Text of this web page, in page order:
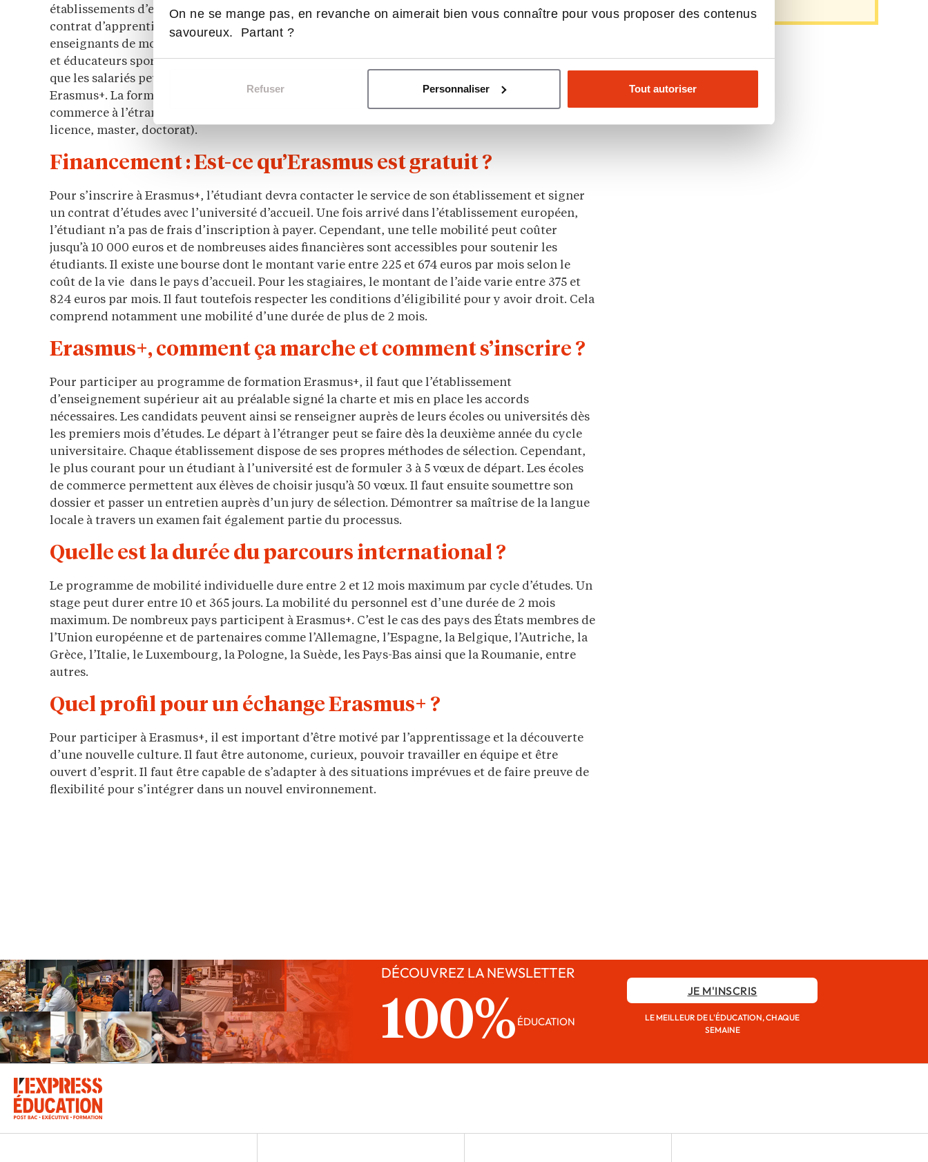
On ne se mange pas, en revanche on aimerait bien vous connaître pour vous proposer des contenus
savoureux. Partant ?
Refuser Personnaliser Tout autoriser
établissements d’enseignement supérieur, les apprentis en formation en alternance ou en
contrat d’apprentissage ainsi que le personnel de l’éducation tels que les formateurs et les
enseignants de moins de 30 ans. Les professionnels du sport y ont également droit ; Entraîneurs
et éducateurs sportifs. Les personnes enréorientationprofessionnelle, les jeunes diplômés ainsi
que les salariés peuvent bénéficier d’une période d’apprentissage grâce au programme
Erasmus+. La formation encadre aussi les jeunes entrepreneurs qui souhaitent créer un
commerce à l’étranger. Tous les cycles d’études sont concernés par le programme (BUT, BTS,
licence, master, doctorat).
Financement : Est-ce qu’Erasmus est gratuit ?
Pour s’inscrire à Erasmus+, l’étudiant devra contacter le service de son établissement et signer
un contrat d’études avec l’université d’accueil. Une fois arrivé dans l’établissement européen,
l’étudiant n’a pas de frais d’inscription à payer. Cependant, une telle mobilité peut coûter
jusqu’à 10 000 euros et de nombreuses aides financières sont accessibles pour soutenir les
étudiants. Il existe une bourse dont le montant varie entre 225 et 674 euros par mois selon le
coût de la vie dans le pays d’accueil. Pour les stagiaires, le montant de l’aide varie entre 375 et
824 euros par mois. Il faut toutefois respecter les conditions d’éligibilité pour y avoir droit. Cela
comprend notamment une mobilité d’une durée de plus de 2 mois.
Erasmus+, comment ça marche et comment s’inscrire ?
Pour participer au programme de formation Erasmus+, il faut que l’établissement
d’enseignement supérieur ait au préalable signé la charte et mis en place les accords
nécessaires. Les candidats peuvent ainsi se renseigner auprès de leurs écoles ou universités dès
les premiers mois d’études. Le départ à l’étranger peut se faire dès la deuxième année du cycle
universitaire. Chaque établissement dispose de ses propres méthodes de sélection. Cependant,
le plus courant pour un étudiant à l’université est de formuler 3 à 5 vœux de départ. Les écoles
de commerce permettent aux élèves de choisir jusqu’à 50 vœux. Il faut ensuite soumettre son
dossier et passer un entretien auprès d’un jury de sélection. Démontrer sa maîtrise de la langue
locale à travers un examen fait également partie du processus.
Quelle est la durée du parcours international ?
Le programme de mobilité individuelle dure entre 2 et 12 mois maximum par cycle d’études. Un
stage peut durer entre 10 et 365 jours. La mobilité du personnel est d’une durée de 2 mois
maximum. De nombreux pays participent à Erasmus+. C’est le cas des pays des États membres de
l’Union européenne et de partenaires comme l’Allemagne, l’Espagne, la Belgique, l’Autriche, la
Grèce, l’Italie, le Luxembourg, la Pologne, la Suède, les Pays-Bas ainsi que la Roumanie, entre
autres.
Quel profil pour un échange Erasmus+ ?
Pour participer à Erasmus+, il est important d’être motivé par l’apprentissage et la découverte
d’une nouvelle culture. Il faut être autonome, curieux, pouvoir travailler en équipe et être
ouvert d’esprit. Il faut être capable de s’adapter à des situations imprévues et de faire preuve de
flexibilité pour s’intégrer dans un nouvel environnement.
DÉCOUVREZ LA NEWSLETTER
100% ÉDUCATION
JE M'INSCRIS
LE MEILLEUR DE L'ÉDUCATION, CHAQUE
SEMAINE